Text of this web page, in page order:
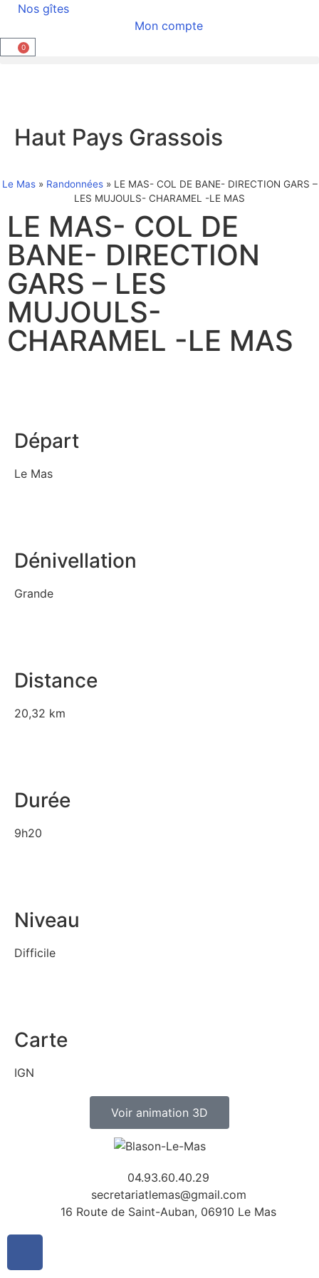
Nos gîtes
Mon compte
0
Haut Pays Grassois
Le Mas» Randonnées» LE MAS- COL DE BANE- DIRECTION GARS –
LES MUJOULS- CHARAMEL -LE MAS
LE MAS- COL DE
BANE- DIRECTION
GARS – LES
MUJOULS-
CHARAMEL -LE MAS
Départ
Le Mas
Dénivellation
Grande
Distance
20,32 km
Durée
9h20
Niveau
Difficile
Carte
IGN
Voir animation 3D
04.93.60.40.29
secretariatlemas@gmail.com
16 Route de Saint-Auban, 06910 Le Mas